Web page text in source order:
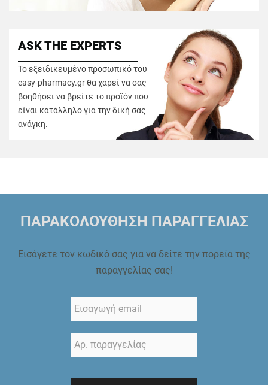
ASK THE EXPERTS
Το εξειδικευμένο προσωπικό του
easy-pharmacy.gr θα χαρεί να σας
βοηθήσει να βρείτε το προϊόν που
είναι κατάλληλο για την δική σας
ανάγκη.
ΠΑΡΑΚΟΛΟΥΘΗΣΗ ΠΑΡΑΓΓΕΛΙΑΣ
Εισάγετε τον κωδικό σας για να δείτε την πορεία της
παραγγελίας σας!